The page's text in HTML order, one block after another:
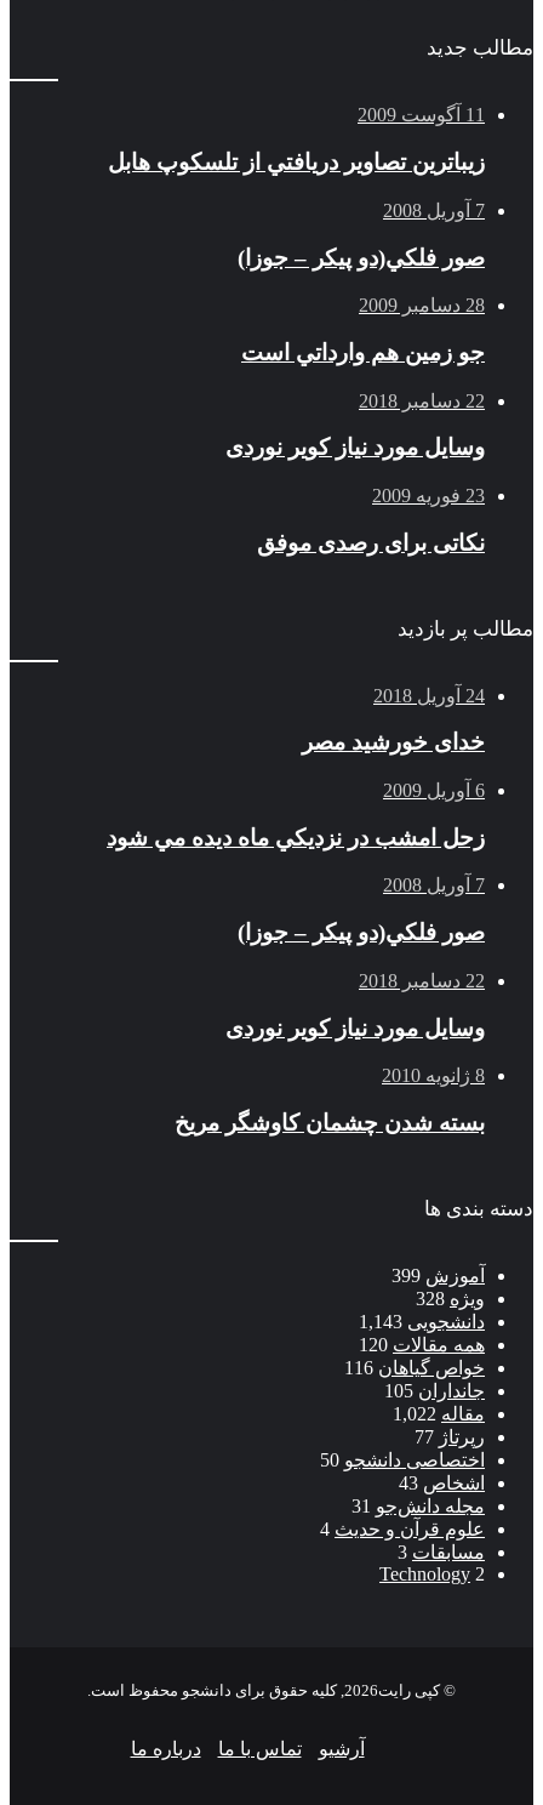
مطالب جدید
11 آگوست 2009
زيباترين تصاوير دريافتي از تلسكوپ هابل
7 آوریل 2008
صور فلكي(دو پیکر – جوزا)
28 دسامبر 2009
جو زمين هم وارداتي است
22 دسامبر 2018
وسایل مورد نیاز کویر نوردی
23 فوریه 2009
نکاتی برای رصدی موفق
مطالب پر بازدید
24 آوریل 2018
خدای خورشید مصر
6 آوریل 2009
زحل امشب در نزديكي ماه ديده مي شود
7 آوریل 2008
صور فلكي(دو پیکر – جوزا)
22 دسامبر 2018
وسایل مورد نیاز کویر نوردی
8 ژانویه 2010
بسته شدن چشمان کاوشگر مريخ
دسته بندی ها
آموزش 399
ویژه 328
دانشجویی 1,143
همه مقالات 120
خواص گیاهان 116
جانداران 105
مقاله 1,022
رپرتاژ 77
اختصاصی دانشجو 50
اشخاص 43
مجله دانش‌جو 31
علوم قرآن و حدیث 4
مسابقات 3
Technology 2
© کپی رایت2026, کلیه حقوق برای دانشجو محفوظ است.
آرشیو تماس با ما درباره ما